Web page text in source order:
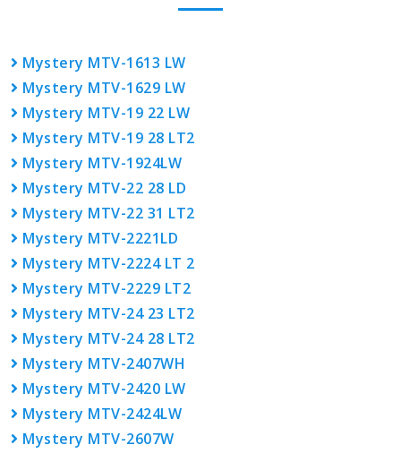
Mystery MTV-1613 LW
Mystery MTV-1629 LW
Mystery MTV-19 22 LW
Mystery MTV-19 28 LT2
Mystery MTV-1924LW
Mystery MTV-22 28 LD
Mystery MTV-22 31 LT2
Mystery MTV-2221LD
Mystery MTV-2224 LT 2
Mystery MTV-2229 LT2
Mystery MTV-24 23 LT2
Mystery MTV-24 28 LT2
Mystery MTV-2407WH
Mystery MTV-2420 LW
Mystery MTV-2424LW
Mystery MTV-2607W